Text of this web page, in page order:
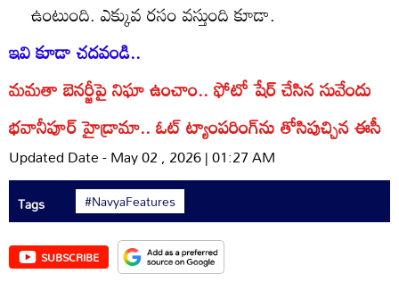
ఉంటుంది. ఎక్కువ రసం వస్తుంది కూడా.
ఇవి కూడా చదవండి..
మమతా బెనర్జీపై నిఘా ఉంచాం.. ఫోటో షేర్ చేసిన సువేందు
భవానీపూర్ హైడ్రామా.. ఓట్ ట్యాంపరింగ్‌‌ను తోసిపుచ్చిన ఈసీ
Updated Date - May 02 , 2026 | 01:27 AM
Tags #NavyaFeatures
SUBSCRIBE